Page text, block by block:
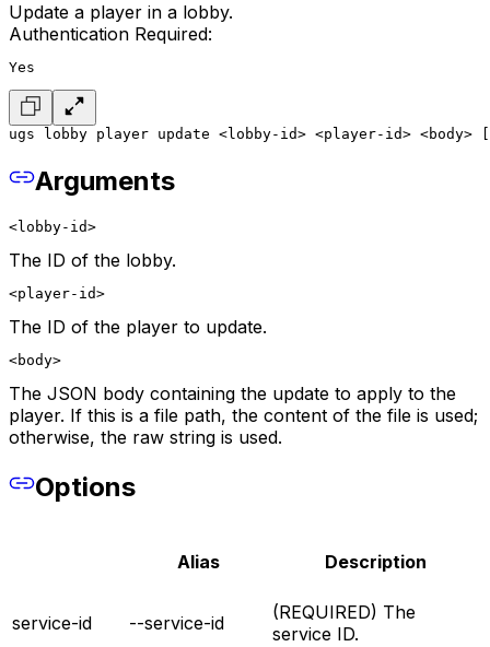
Update a player in a lobby.
Authentication Required:
Yes
ugs lobby player update <lobby-id> <player-id> <body>
Arguments
<lobby-id>
The ID of the lobby.
<player-id>
The ID of the player to update.
<body>
The JSON body containing the update to apply to the
player. If this is a file path, the content of the file is used;
otherwise, the raw string is used.
Options
Alias Description
service-id --service-id
(REQUIRED) The
service ID.